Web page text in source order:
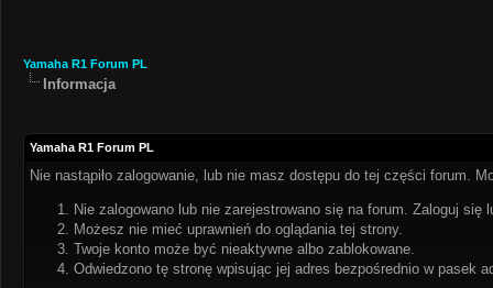
Yamaha R1 Forum PL
Informacja
Yamaha R1 Forum PL
Nie nastąpiło zalogowanie, lub nie masz dostępu do tej części forum.
Nie zalogowano lub nie zarejestrowano się na forum. Zaloguj się
Możesz nie mieć uprawnień do oglądania tej strony.
Twoje konto może być nieaktywne albo zablokowane.
Odwiedzono tę stronę wpisując jej adres bezpośrednio w pasek